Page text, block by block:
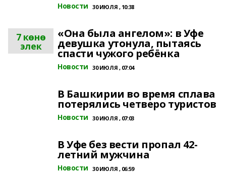
Новости 30 ИЮЛЯ , 10:38
7 көнө
элек
«Она была ангелом»: в Уфе
девушка утонула, пытаясь
спасти чужого ребёнка
Новости 30 ИЮЛЯ , 07:04
В Башкирии во время сплава
потерялись четверо туристов
Новости 30 ИЮЛЯ , 07:03
В Уфе без вести пропал 42-
летний мужчина
Новости 30 ИЮЛЯ , 06:59